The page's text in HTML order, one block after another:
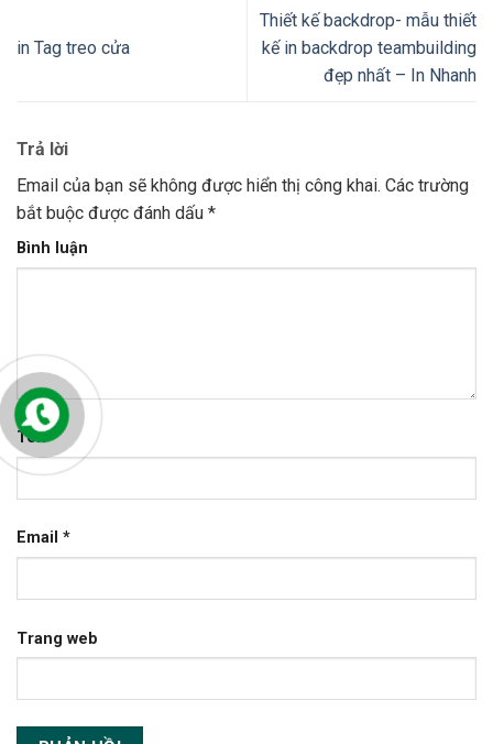
in Tag treo cửa
Thiết kế backdrop- mẫu thiết
kế in backdrop teambuilding
đẹp nhất – In Nhanh
Trả lời
Email của bạn sẽ không được hiển thị công khai. Các trường
bắt buộc được đánh dấu *
Bình luận
Tên*
Email *
Trang web